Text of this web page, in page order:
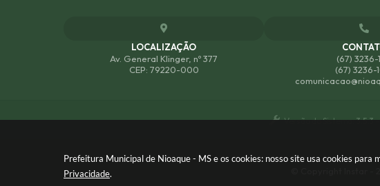
Prefeitura Municipal de Nioaque - MS e os cookies: nosso site usa cookies
Privacidade.
LOCALIZAÇÃO
Av. General Klinger, nº 377
CEP: 79220-000
(67) 3236-
(67) 3236-
Versão do Sistema:3.5.3